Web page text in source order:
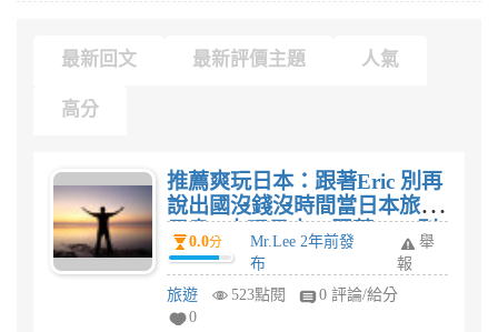
最新回文 最新評價主題 人氣
高分
推薦爽玩日本：跟著Eric 別再
說出國沒錢沒時間當日本旅行
用書? 爽玩日本：跟著Eric 別
再說出國沒錢沒時間評價?
0.0分
Mr.Lee 2年前發
布
舉
報
旅遊
523點閱
0 評論/給分
0